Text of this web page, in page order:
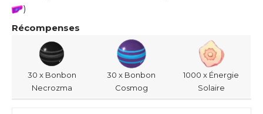
)
Récompenses
30 x Bonbon
Necrozma
30 x Bonbon
Cosmog
1000 x Énergie
Solaire